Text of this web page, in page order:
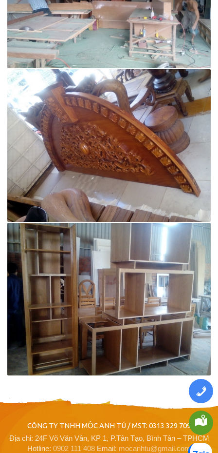
CÔNG TY TNHH MỘC ANH TÚ / MST: 0313 329 709
Địa chỉ: 24F Võ Văn Vân, KP 1, P.Tân Tạo, Bình Tân – TPHCM
Hotline: 0902 111 408 Email: mocanhtu@gmail.com